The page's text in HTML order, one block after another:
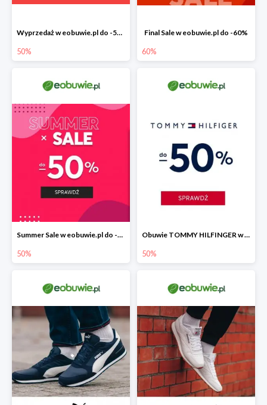
Wyprzedaż w eobuwie.pl do -50%
50%
Final Sale w eobuwie.pl do -60%
60%
Summer Sale w eobuwie.pl do -50%
50%
Obuwie TOMMY HILFINGER w eobuwie.pl -50%
50%